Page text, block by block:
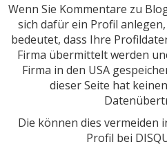
Wenn Sie Kommentare zu
sich dafür ein Profil anlegen,
bedeutet, dass Ihre
Firma übermittelt werden
Firma in den USA
dieser Seite hat
Die können dies vermeiden
Profil bei